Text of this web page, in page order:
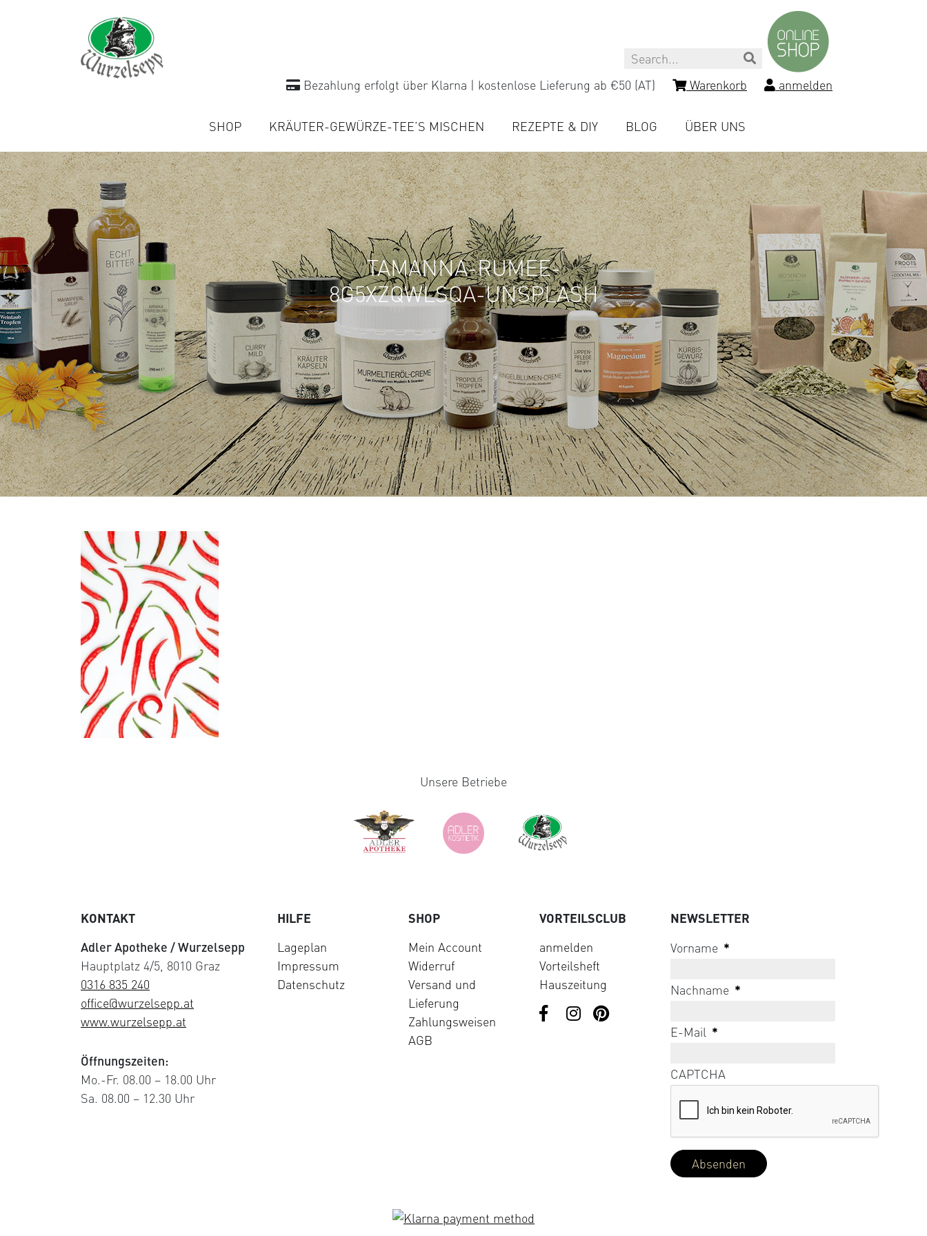
Search
Bezahlung erfolgt über Klarna | kostenlose Lieferung ab €50 (AT)
Warenkorb anmelden
SHOP KRÄUTER-GEWÜRZE-TEE’S MISCHEN REZEPTE & DIY BLOG ÜBER UNS
TAMANNA-RUMEE-
8G5XZQWLSQA-UNSPLASH
Unsere Betriebe
KONTAKT
Adler Apotheke / Wurzelsepp
Hauptplatz 4/5, 8010 Graz
0316 835 240
office@wurzelsepp.at
www.wurzelsepp.at
Öffnungszeiten:
Mo.-Fr. 08.00 – 18.00 Uhr
Sa. 08.00 – 12.30 Uhr
HILFE
Lageplan
Impressum
Datenschutz
SHOP
Mein Account
Widerruf
Versand und
Lieferung
Zahlungsweisen
AGB
VORTEILSCLUB
anmelden
Vorteilsheft
Hauszeitung
NEWSLETTER
Vorname *
Nachname *
E-Mail *
CAPTCHA